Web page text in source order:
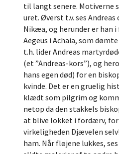
til langt senere. Motiverne
uret. Øverst t.v. ses
Nikæa, og herunder er han
Aegeus i Achaia, som
t.h. lider Andreas
(et ”Andreas-kors”), og
hans egen død) for en
kvinde. Det er en gruelig
klædt som pilgrim og
netop da den stakkels
at blive lokket i fordærv, for
virkeligheden Djævelen
ham. Når fløjene lukkes,